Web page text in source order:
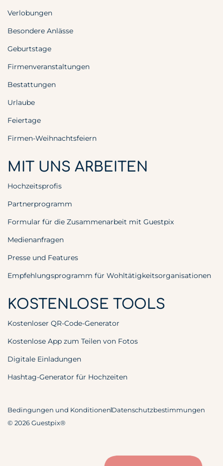
Verlobungen
Besondere Anlässe
Geburtstage
Firmenveranstaltungen
Bestattungen
Urlaube
Feiertage
Firmen-Weihnachtsfeiern
MIT UNS ARBEITEN
Hochzeitsprofis
Partnerprogramm
Formular für die Zusammenarbeit mit Guestpix
Medienanfragen
Presse und Features
Empfehlungsprogramm für Wohltätigkeitsorganisationen
KOSTENLOSE TOOLS
Kostenloser QR-Code-Generator
Kostenlose App zum Teilen von Fotos
Digitale Einladungen
Hashtag-Generator für Hochzeiten
© 2026 Guestpix®
Bedingungen und KonditionenDatenschutzbestimmungen